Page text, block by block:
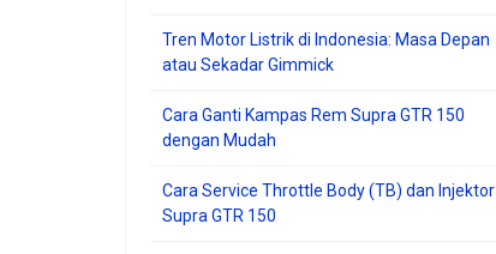
Tren Motor Listrik di Indonesia: Masa Depan
atau Sekadar Gimmick
Cara Ganti Kampas Rem Supra GTR 150
dengan Mudah
Cara Service Throttle Body (TB) dan Injektor
Supra GTR 150